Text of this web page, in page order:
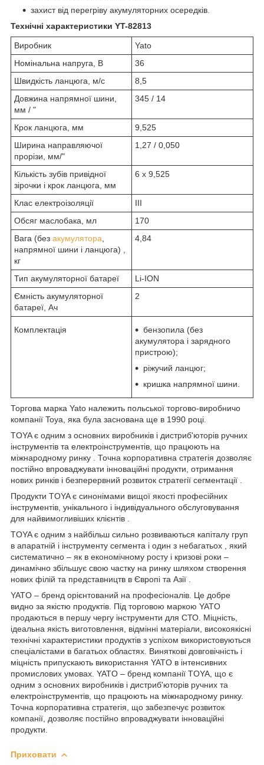
захист від перегріву акумуляторних осередків.
Технічні характеристики YT-82813
Виробник
Yato
Номінальна напруга, В
36
Швидкість ланцюга, м/с
8,5
Довжина напрямної шини,
мм / "
345 / 14
Крок ланцюга, мм
9,525
Ширина направляючої
прорізи, мм/"
1,27 / 0,050
Кількість зубів привідної
зірочки і крок ланцюга, мм
6 x 9,525
Клас електроізоляції
III
Обсяг маслобака, мл
170
Вага (без акумулятора
напрямної шини і ланцюга) ,
кг
4,84
Тип акумуляторної батареї
Li-ION
Ємність акумуляторної
батареї, Ач
2
Комплектація
бензопила (без
акумулятора і зарядного
пристрою);
ріжучий ланцюг;
кришка напрямної шини.
Торгова марка Yato належить польської торгово-виробничо
компанії Toya, яка була заснована ще в 1990 році.
TOYA є одним з основних виробників і дистриб'юторів ручних
інструментів та електроінструментів, що працюють на
міжнародному ринку . Точна корпоративна стратегія дозволяє
постійно впроваджувати інноваційні продукти, отримання
нових ринків і безперервний розвиток стратегії сегментації .
Продукти TOYA є синонімами вищої якості професійних
інструментів, унікального і індивідуального обслуговування
для найвимогливіших клієнтів .
TOYA є одним з найбільш сильно розвиваються капіталу груп
в апаратній і інструменту сегмента і один з небагатьох , який
систематично – як в економічному росту і кризові роки –
динамічно збільшує свою частку на ринку шляхом створення
нових філій та представництв в Європі та Азії .
YATO – бренд орієнтований на професіоналів. Це добре
видно за якістю продуктів. Під торговою маркою YATO
продаються в першу чергу інструменти для СТО. Міцність,
ідеальна якість виготовлення, відмінні матеріали, високоякісні
технічні характеристики продуктів з успіхом використовуються
спеціалістами в багатьох областях. Виняткові довговічність і
міцність припускають використання YATO в інтенсивних
промислових умовах. YATO – бренд компанії TOYA, що є
одним з основних виробників і дистриб'юторів ручних та
електроінструментів, що працюють на міжнародному ринку.
Точна корпоративна стратегія, що забезпечує розвиток
компанії, дозволяє постійно впроваджувати інноваційні
продукти.
Приховати